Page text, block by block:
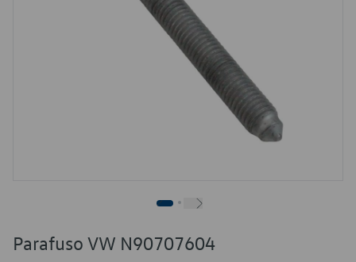
Parafuso VW N90707604